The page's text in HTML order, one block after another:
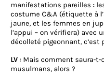
manifestations pareilles :
costume C&A (étiquette à
jaune, et les femmes en
l’appui – on vérifiera) avec
décolleté pigeonnant, c’est
LV : Mais comment saura-t-
musulmans, alors ?